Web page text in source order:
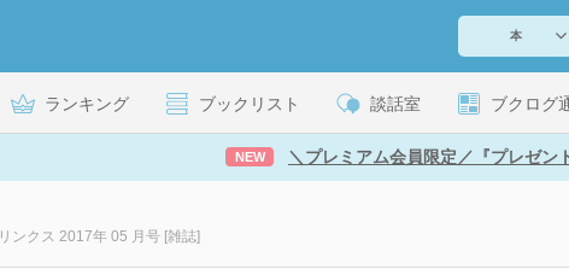
ランキング ブックリスト 談話室 ブクログ
NEW ＼プレミアム会員限定／『プレゼン
リンクス 2017年 05 月号 [雑誌]